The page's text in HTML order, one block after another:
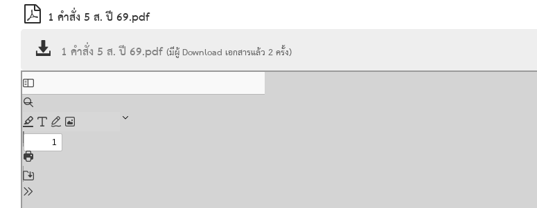
1 คำสั่ง 5 ส. ปี 69.pdf
1 คำสั่ง 5 ส. ปี 69.pdf(มีผู้ Download เอกสารแล้ว 2ครั้ง)